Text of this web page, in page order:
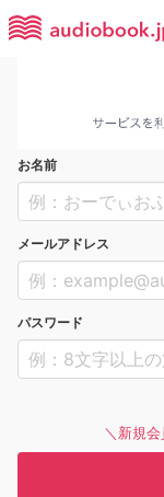
お名前
メールアドレス
パスワード
＼新規